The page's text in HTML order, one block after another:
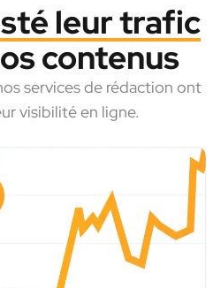
leur trafic
contenus
services de rédaction ont
visibilité en ligne.